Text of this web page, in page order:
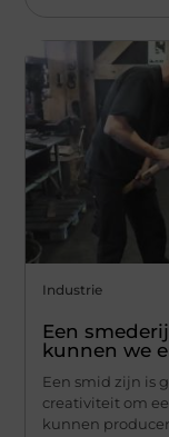
Industrie
Een
kunnen we
Een smid zijn is
creativiteit om
kunnen